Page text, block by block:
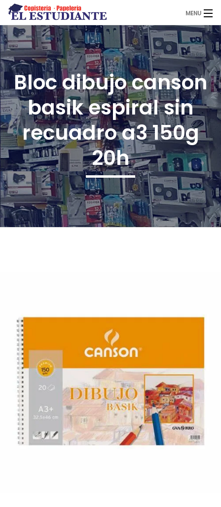
MENU
El Estudiante
Copistería
Papelería
Servicios
Novedades
0,00€
¡Imprimir!
Bloc dibujo canson
basik espiral sin
recuadro a3 150g
20h